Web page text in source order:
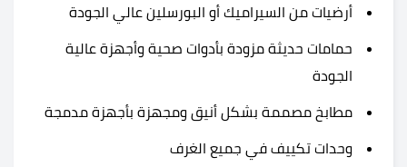
أرضيات من السيراميك أو البورسلين عالي الجودة
حمامات حديثة مزودة بأدوات صحية وأجهزة عالية
الجودة
مطابخ مصممة بشكل أنيق ومجهزة بأجهزة مدمجة
وحدات تكييف في جميع الغرف